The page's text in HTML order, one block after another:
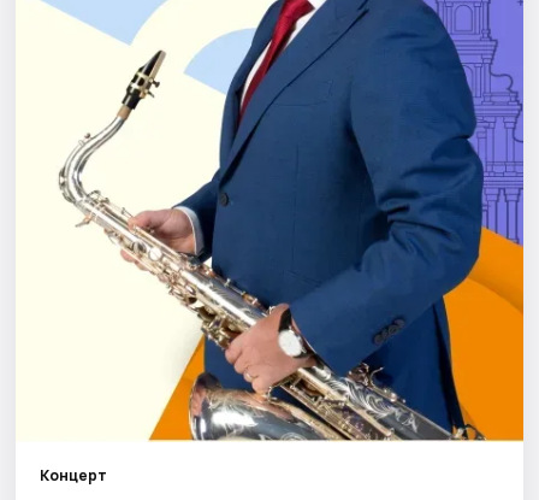
Площадки
Артисты
Рейтинги
Концерт